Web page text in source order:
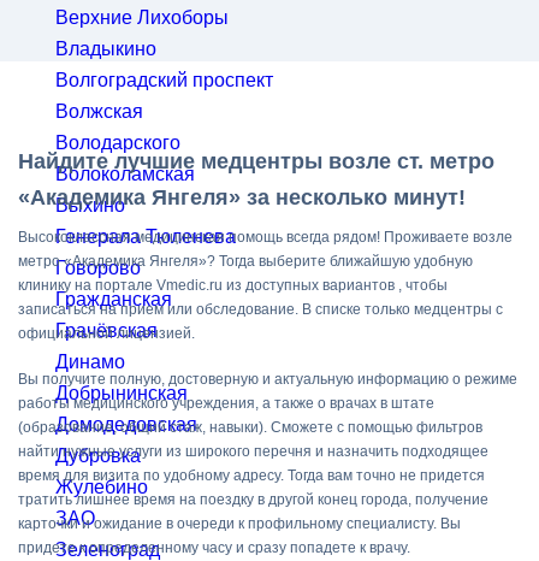
Верхние Лихоборы
Владыкино
Волгоградский проспект
Волжская
Володарского
Волоколамская
Выхино
Генерала Тюленева
Говорово
Гражданская
Грачёвская
Динамо
Добрынинская
Домодедовская
Дубровка
Жулебино
ЗАО
Зеленоград
Найдите лучшие медцентры возле ст. метро
«Академика Янгеля» за несколько минут!
Высококлассная медицинская помощь всегда рядом! Проживаете возле
метро «Академика Янгеля»? Тогда выберите ближайшую удобную
клинику на портале Vmedic.ru из доступных вариантов , чтобы
записаться на прием или обследование. В списке только медцентры с
официальной лицензией.
Вы получите полную, достоверную и актуальную информацию о режиме
работы медицинского учреждения, а также о врачах в штате
(образование, общий стаж, навыки). Сможете с помощью фильтров
найти нужные услуги из широкого перечня и назначить подходящее
время для визита по удобному адресу. Тогда вам точно не придется
тратить лишнее время на поездку в другой конец города, получение
карточки и ожидание в очереди к профильному специалисту. Вы
придете к определенному часу и сразу попадете к врачу.